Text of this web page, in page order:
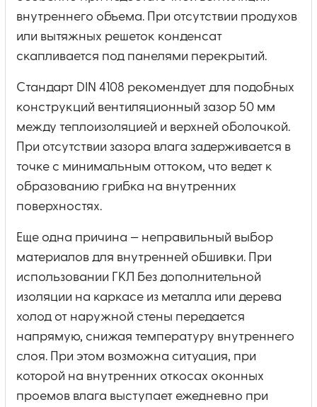
внутреннего объема. При отсутствии продухов
или вытяжных решеток конденсат
скапливается под панелями перекрытий.
Стандарт DIN 4108 рекомендует для подобных
конструкций вентиляционный зазор 50 мм
между теплоизоляцией и верхней оболочкой.
При отсутствии зазора влага задерживается в
точке с минимальным оттоком, что ведет к
образованию грибка на внутренних
поверхностях.
Еще одна причина — неправильный выбор
материалов для внутренней обшивки. При
использовании ГКЛ без дополнительной
изоляции на каркасе из металла или дерева
холод от наружной стены передается
напрямую, снижая температуру внутреннего
слоя. При этом возможна ситуация, при
которой на внутренних откосах оконных
проемов влага выступает ежедневно при